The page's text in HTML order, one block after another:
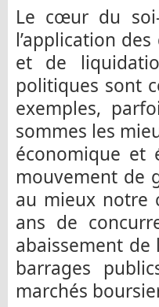
Le cœur du
l’application
et de
politiques sont
exemples,
sommes les
économique et
mouvement de
au mieux notre
ans de
abaissement de
barrages
marchés